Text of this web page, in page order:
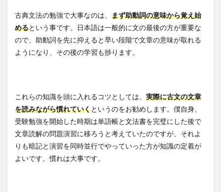
古典文法の勉強で大事なのは、 まず助動詞の意味から覚え始
めるという事です。日本語は一般的に文の最後の方が重要な
ので、助動詞を先に抑えると早い段階で文章の意味が取れる
ようになり、その後の学習も捗ります。
これらの知識を頭に入れるコツとしては、 実際に古文の文章
を読みながら慣れていくというのをお勧めします。僕自身、
受験勉強を開始した時期は単語帳と文法書を完璧にした後で
文章読解の問題演習に移ろうと考えていたのですが、それよ
りも暗記と演習を同時並行でやっていった方が知識の定着が
よいです。慣れは大事です。